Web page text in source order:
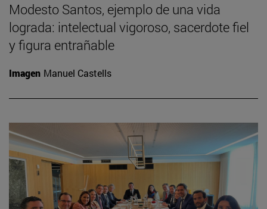
Modesto Santos, ejemplo de una vida
lograda: intelectual vigoroso, sacerdote fiel
y figura entrañable
Imagen Manuel Castells